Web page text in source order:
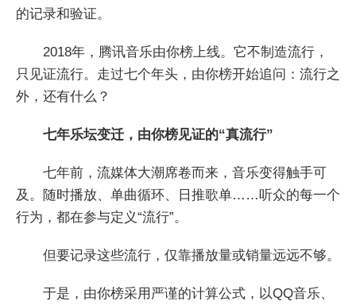
的记录和验证。
2018年，腾讯音乐由你榜上线。它不制造流行，
只见证流行。走过七个年头，由你榜开始追问：流行之
外，还有什么？
七年乐坛变迁， 由你榜见证的“真流行”
七年前，流媒体大潮席卷而来，音乐变得触手可
及。随时播放、单曲循环、日推歌单……听众的每一个
行为，都在参与定义“流行”。
但要记录这些流行，仅靠播放量或销量远远不够。
于是，由你榜采用严谨的计算公式，以QQ音乐、